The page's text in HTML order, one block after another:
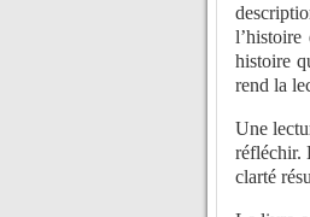
histoire
rend la
Une
réfléchir.
clarté